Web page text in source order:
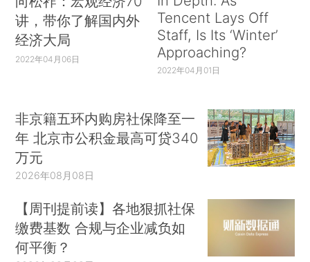
讲，带你了解国内外
经济大局
2022年04月06日
Tencent Lays Off
Staff, Is Its ‘Winter’
Approaching?
2022年04月01日
非京籍五环内购房社保降至一
年 北京市公积金最高可贷340
万元
2026年08月08日
【周刊提前读】各地狠抓社保
缴费基数 合规与企业减负如
何平衡？